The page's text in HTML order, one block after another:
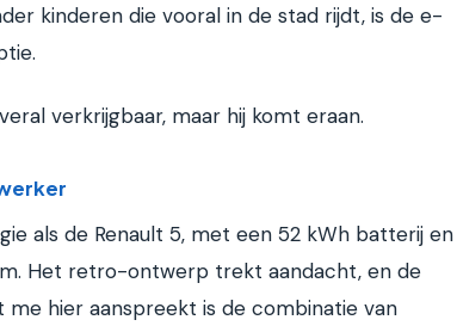
kinderen die vooral in de stad rijdt, is de e-
verkrijgbaar, maar hij komt eraan.
als de Renault 5, met een 52 kWh batterij en
Het retro-ontwerp trekt aandacht, en de
me hier aanspreekt is de combinatie van